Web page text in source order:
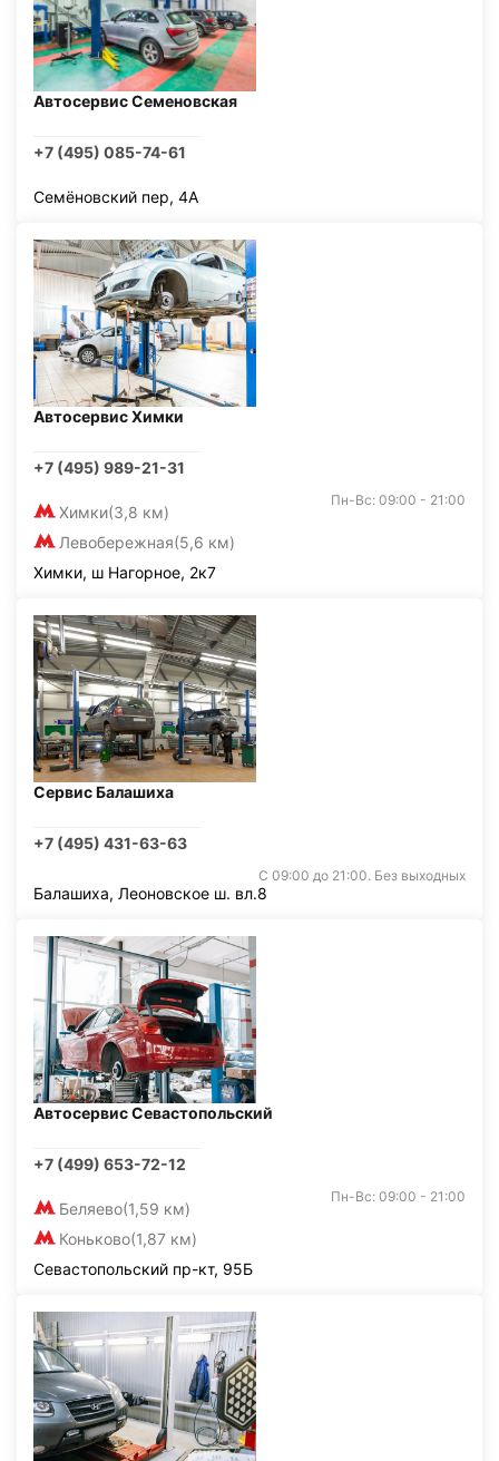
Автосервис Семеновская
+7 (495) 085-74-61
Семёновский пер, 4А
Автосервис Химки
+7 (495) 989-21-31
Химки(3,8 км)
Левобережная(5,6 км)
Пн-Вс: 09:00 - 21:00
Химки, ш Нагорное, 2к7
Сервис Балашиха
+7 (495) 431-63-63
С 09:00 до 21:00. Без выходных
Балашиха, Леоновское ш. вл.8
Автосервис Севастопольский
+7 (499) 653-72-12
Беляево(1,59 км)
Коньково(1,87 км)
Пн-Вс: 09:00 - 21:00
Севастопольский пр-кт, 95Б